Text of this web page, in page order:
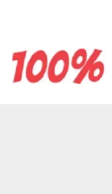
contenuto